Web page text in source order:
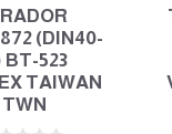
(DIN40-
BT-523
TAIWAN
TWN